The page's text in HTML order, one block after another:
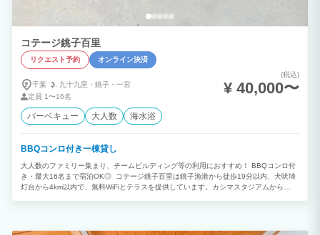
コテージ銚子百里
リクエスト予約 オンライン決済
千葉 九十九里・ 銚子・ 一宮
定員 1〜16名
(税込)
¥ 40,000〜
バーベキュー 大人数 海水浴
BBQコンロ付き一棟貸し
大人数のファミリー集まり、チームビルディング等の利用におすすめ！ BBQコンロ付
き・最大16名まで宿泊OK◎ コテージ銚子百里は銚子漁港から徒歩19分以内、犬吠埼
灯台から4km以内で、無料WiFiとテラスを提供しています。カシマスタジアムから
ヤーが備わります。 コテージ銚子百里から猿田神社まで14km、Ikisu Shrineまで30km